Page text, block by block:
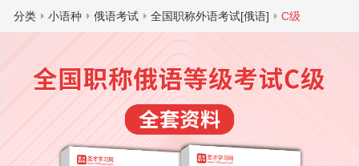
分类 小语种 俄语考试 全国职称外语考试[俄语] C级